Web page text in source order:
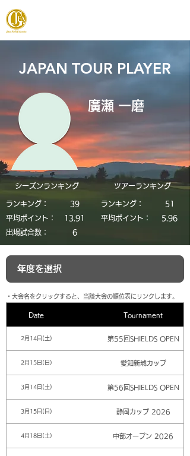
JAPAN TOUR PLAYER
廣瀬 一磨
シーズンランキング
ランキング：
39
平均ポイント：
13.91
​出場試合数：
6
​ツアーランキング
ランキング：
51
平均ポイント：
5.96
​・大会名をクリックすると、当該大会の順位表にリンクします。
Date Tournament
2月14日(土) 第55回SHIELDS OPEN
2月15日(日) 愛知新城カップ
3月14日(土) 第56回SHIELDS OPEN
3月15日(日) 静岡カップ 2026
4月18日(土) 中部オープン 2026